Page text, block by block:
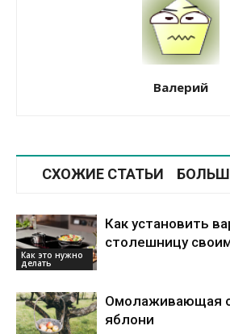
Валерий
СХОЖИЕ СТАТЬИ
Как это нужно
делать
Как установить
столешницу
Омолаживающая
яблони